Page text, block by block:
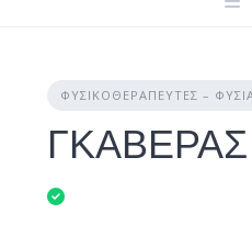
ΦΥΣΙΚΟΘΕΡΑΠΕΥΤΈΣ –